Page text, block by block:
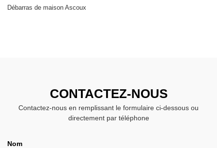
Débarras de maison Ascoux
CONTACTEZ-NOUS
Contactez-nous en remplissant le formulaire ci-dessous ou
directement par téléphone
Nom